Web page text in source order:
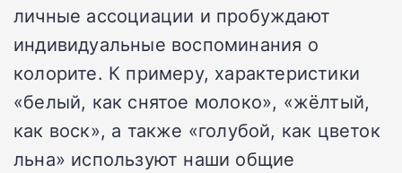
личные ассоциации и пробуждают
индивидуальные воспоминания о
колорите. К примеру, характеристики
«белый, как снятое молоко», «жёлтый,
как воск», а также «голубой, как цветок
льна» используют наши общие